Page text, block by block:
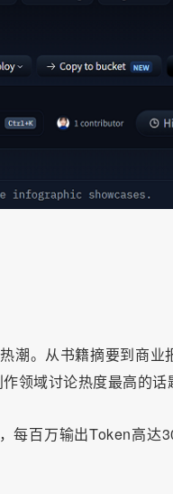
潮。从书籍摘要到商业
领域讨论热度最高的话
每百万输出Token高达